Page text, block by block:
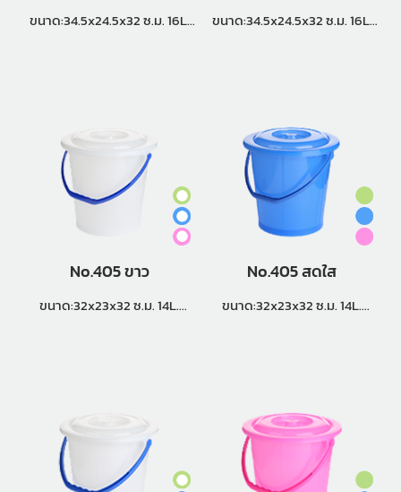
ขนาด:34.5x24.5x32 ซ.ม. 16L.
ขนาด:34.5x24.5x32 ซ.ม. 16L.
No.405 ขาว
ขนาด:32x23x32 ซ.ม. 14L.
No.405 สดใส
ขนาด:32x23x32 ซ.ม. 14L.